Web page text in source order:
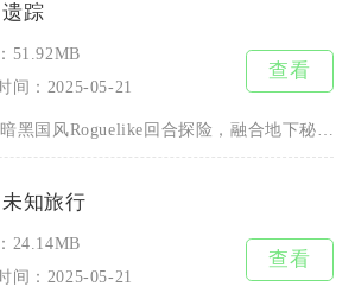
踪
51.92MB
间：2025-05-21
查看
回合探险，融合地下秘境探索、角色养成与随机关卡玩法，
知旅行
24.14MB
间：2025-05-21
查看